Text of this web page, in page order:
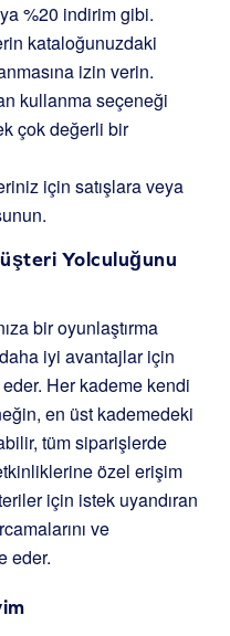
%20 indirim gibi.
kataloğunuzdaki
izin verin.
kullanma seçeneği
çok değerli bir
için satışlara veya
Yolculuğunu
bir oyunlaştırma
iyi avantajlar için
Her kademe kendi
en üst kademedeki
tüm siparişlerde
özel erişim
için istek uyandıran
ve
eder.